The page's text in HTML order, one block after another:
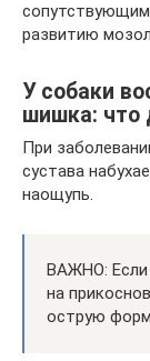
развитию
У собаки
шишка: что
При
сустава
наощупь.
ВАЖНО: Если
на
острую